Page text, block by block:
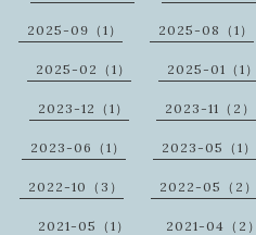
2025-09（1） 2025-08（1）
2025-02（1） 2025-01（1）
2023-12（1） 2023-11（2）
2023-06（1） 2023-05（1）
2022-10（3） 2022-05（2）
2021-05（1） 2021-04（2）